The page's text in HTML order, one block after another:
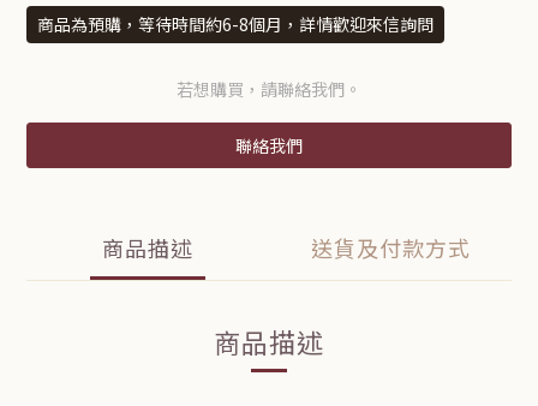
商品為預購，等待時間約6-8個月，詳情歡迎來信詢問
若想購買，請聯絡我們。
聯絡我們
商品描述 送貨及付款方式
商品描述